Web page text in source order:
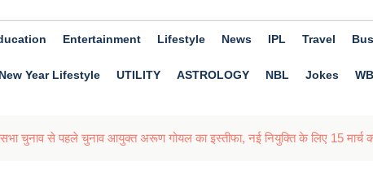
Entertainment Lifestyle News IPL Travel
Year Lifestyle UTILITY ASTROLOGY NBL Jokes
चुनाव से पहले चुनाव आयुक्त अरूण गोयल का इस्तीफा, नई नियुक्ति के लिए 15 मार्च